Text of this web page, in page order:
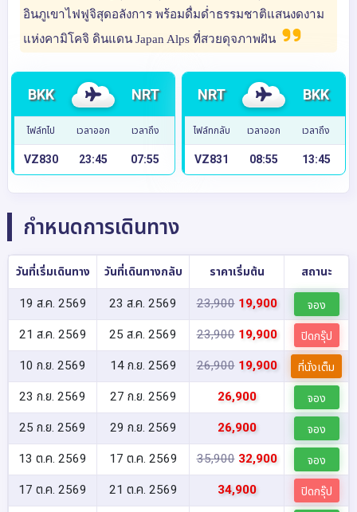
อินภูเขาไฟฟูจิสุดอลังการ พร้อมดื่มด่ำธรรมชาติแสนงดงาม
แห่งคามิโคจิ ดินแดน Japan Alps ที่สวยดุจภาพฝัน
BKK NRT
ไฟล์ทไป เวลาออก เวลาถึง
VZ830 23:45 07:55
NRT BKK
ไฟล์ทกลับ เวลาออก เวลาถึง
VZ831 08:55 13:45
กำหนดการเดินทาง
วันที่เริ่มเดินทาง วันที่เดินทางกลับ ราคาเริ่มต้น สถานะ
19 ส.ค. 2569 23 ส.ค. 2569 23,900 19,900 จอง
21 ส.ค. 2569 25 ส.ค. 2569 23,900 19,900 ปิดกรุ๊ป
10 ก.ย. 2569 14 ก.ย. 2569 26,900 19,900 ที่นั่งเต็ม
23 ก.ย. 2569 27 ก.ย. 2569 26,900 จอง
25 ก.ย. 2569 29 ก.ย. 2569 26,900 จอง
13 ต.ค. 2569 17 ต.ค. 2569 35,900 32,900 จอง
17 ต.ค. 2569 21 ต.ค. 2569 34,900 ปิดกรุ๊ป